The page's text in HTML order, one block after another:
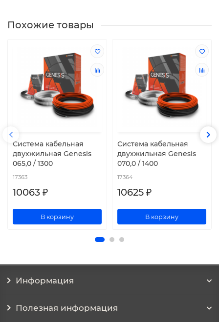
Похожие товары
Система кабельная
двухжильная Genesis
065,0 / 1300
17363
10063 ₽
В корзину
Система кабельная
двухжильная Genesis
070,0 / 1400
17364
10625 ₽
В корзину
Информация
Полезная информация